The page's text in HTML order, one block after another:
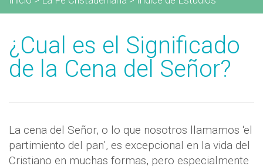
¿Cual es el Significado
de la Cena del Señor?
La cena del Señor, o lo que nosotros llamamos ‘el
partimiento del pan’, es excepcional en la vida del
Cristiano en muchas formas, pero especialmente